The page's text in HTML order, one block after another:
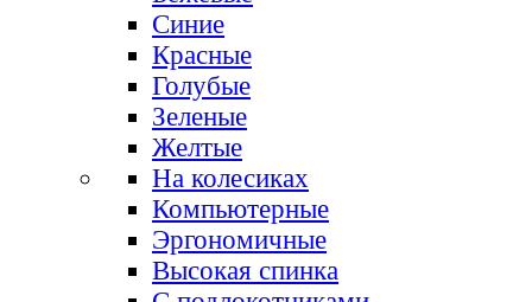
Синие
Красные
Голубые
Зеленые
Желтые
На колесиках
Компьютерные
Эргономичные
Высокая спинка